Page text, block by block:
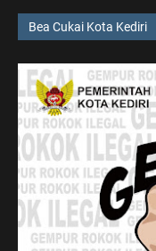
Bea Cukai Kota Kediri